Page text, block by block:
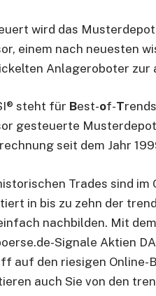
wird das
einem nach neuesten
Anlageroboter zur
steht für Best-of-T
gesteuerte
seit dem Jahr
Trades sind
in bis zu zehn der
nachbilden. Mit
Signale Aktien
auf den riesigen Online-
auch Sie von den